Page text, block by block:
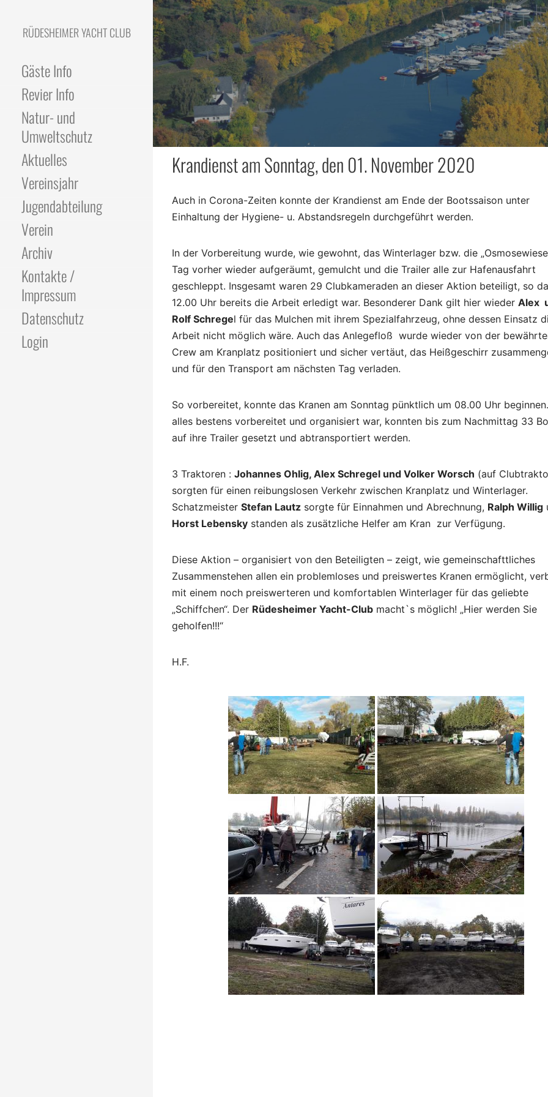
Skip
to
content
RÜDESHEIMER YACHT CLUB
Gäste Info
Revier Info
Natur- und
Umweltschutz
Aktuelles
Vereinsjahr
Jugendabteilung
Verein
Archiv
Kontakte /
Impressum
Datenschutz
Login
Krandienst am Sonntag, den 01. November 2020
Auch in Corona-Zeiten konnte der Krandienst am Ende der Bootssaison unter
Einhaltung der Hygiene- u. Abstandsregeln durchgeführt werden.
In der Vorbereitung wurde, wie gewohnt, das Winterlager bzw. die
Tag vorher wieder aufgeräumt, gemulcht und die Trailer alle zur Hafenausfahrt
geschleppt. Insgesamt waren 29 Clubkameraden an dieser Aktion beteiligt, so
12.00 Uhr bereits die Arbeit erledigt war. Besonderer Dank gilt hier wieder Alex
Rolf Schregel für das Mulchen mit ihrem Spezialfahrzeug, ohne dessen Einsatz
Arbeit nicht möglich wäre. Auch das Anlegefloß wurde wieder von der
Crew am Kranplatz positioniert und sicher vertäut, das Heißgeschirr
und für den Transport am nächsten Tag verladen.
So vorbereitet, konnte das Kranen am Sonntag pünktlich um 08.00 Uhr
alles bestens vorbereitet und organisiert war, konnten bis zum Nachmittag 33
auf ihre Trailer gesetzt und abtransportiert werden.
3 Traktoren : Johannes Ohlig, Alex Schregel und Volker Worsch (auf
sorgten für einen reibungslosen Verkehr zwischen Kranplatz und Winterlager.
Schatzmeister Stefan Lautz sorgte für Einnahmen und Abrechnung, Ralph Willig
Horst Lebensky standen als zusätzliche Helfer am Kran zur Verfügung.
Diese Aktion – organisiert von den Beteiligten – zeigt, wie gemeinschafttliches
Zusammenstehen allen ein problemloses und preiswertes Kranen ermöglicht,
mit einem noch preiswerteren und komfortablen Winterlager für das geliebte
„Schiffchen“. Der Rüdesheimer Yacht-Club macht`s möglich! „Hier werden Sie
geholfen!!!“
H.F.